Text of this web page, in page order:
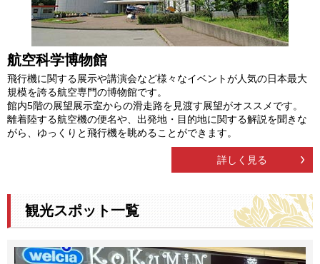
航空科学博物館
飛行機に関する展示や講演会など様々なイベントが人気の日本最大
規模を誇る航空専門の博物館です。
館内5階の展望展示室からの滑走路を見渡す展望がオススメです。
離着陸する航空機の便名や、出発地・目的地に関する解説を聞きな
がら、ゆっくりと飛行機を眺めることができます。
詳しく見る
観光スポット一覧